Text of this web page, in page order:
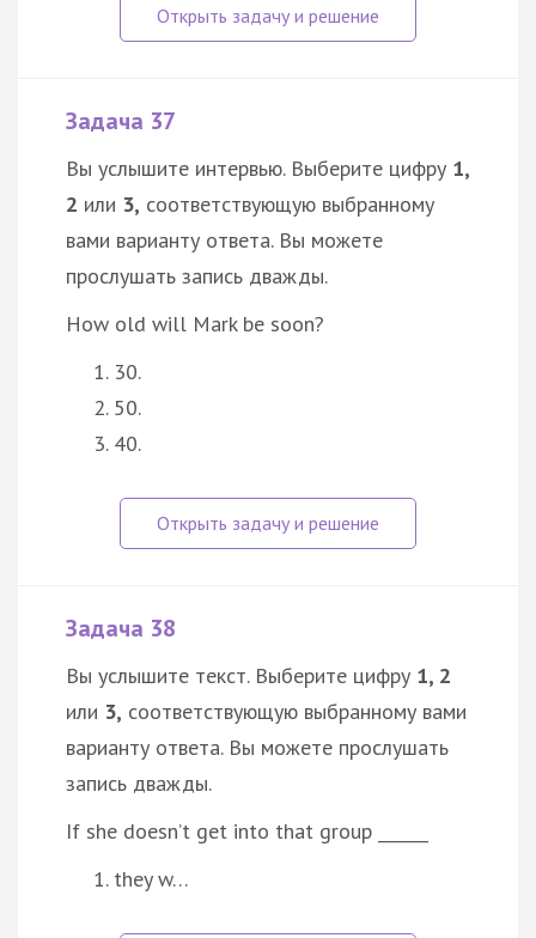
Задача 37
Вы услышите интервью. Выберите цифру 1,
2 или 3, соответствующую выбранному
вами варианту ответа. Вы можете
прослушать запись дважды.
How old will Mark be soon?
30.
50.
40.
Задача 38
Вы услышите текст. Выберите цифру 1, 2
или 3, соответствующую выбранному вами
варианту ответа. Вы можете прослушать
запись дважды.
If she doesn’t get into that group ______
they w…